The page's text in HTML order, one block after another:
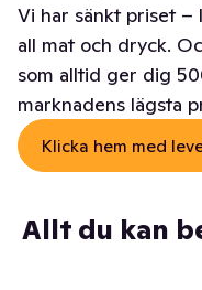
Vi har sänkt priset –
all mat och dryck.
som alltid ger dig
marknadens lägsta
Klicka hem med
Allt du kan